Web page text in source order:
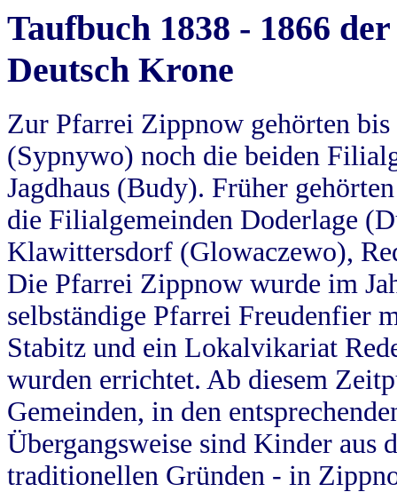
Taufbuch 1838 - 1866
Deutsch Krone
Zur Pfarrei Zippnow gehörten
(Sypnywo) noch die beiden
Jagdhaus (Budy). Früher
die Filialgemeinden Doderlage
Klawittersdorf (Glowaczewo),
Die Pfarrei Zippnow wurde im
selbständige Pfarrei Freudenfier
Stabitz und ein Lokalvikariat
wurden errichtet. Ab diesem
Gemeinden, in den
Übergangsweise sind Kinder aus
traditionellen Gründen - in